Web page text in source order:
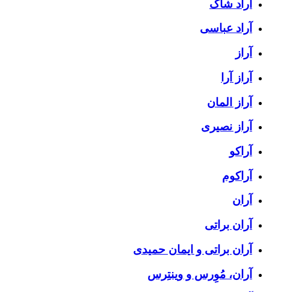
آراد شاک
آراد عباسی
آراز
آراز آرا
آراز المان
آراز نصیری
آراکو
آراکوم
آران
آران براتی
آران براتی و ایمان حمیدی
آران، مُوِرس و وینتِرس